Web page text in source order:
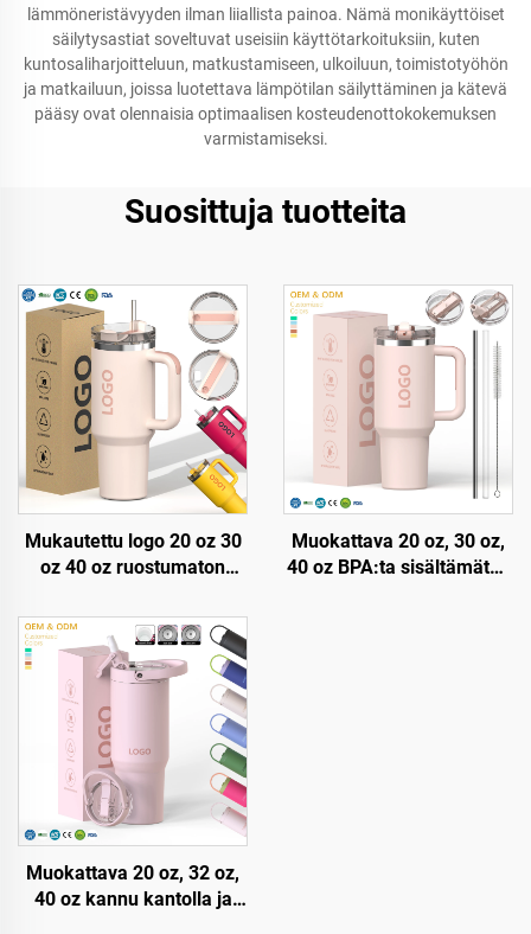
lämmöneristävyyden ilman liiallista painoa. Nämä monikäyttöiset
säilytysastiat soveltuvat useisiin käyttötarkoituksiin, kuten
kuntosaliharjoitteluun, matkustamiseen, ulkoiluun, toimistotyöhön
ja matkailuun, joissa luotettava lämpötilan säilyttäminen ja kätevä
pääsy ovat olennaisia optimaalisen kosteudenottokokemuksen
varmistamiseksi.
Suosittuja tuotteita
Mukautettu logo 20 oz 30
oz 40 oz ruostumaton
kaksinkertainen seinämä
tyhjiömetallimatkakuppi
20oz 30oz 40oz tölppä
Muokattava 20 oz, 30 oz,
40 oz BPA:ta sisältämätön
Muokattava 20 oz, 32 oz,
40 oz kannu kantolla ja